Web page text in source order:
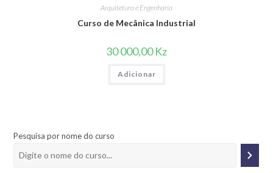
Arquitetura e Engenharia
Curso de Mecânica Industrial
30 000,00Kz
Adicionar
Pesquisa por nome do curso